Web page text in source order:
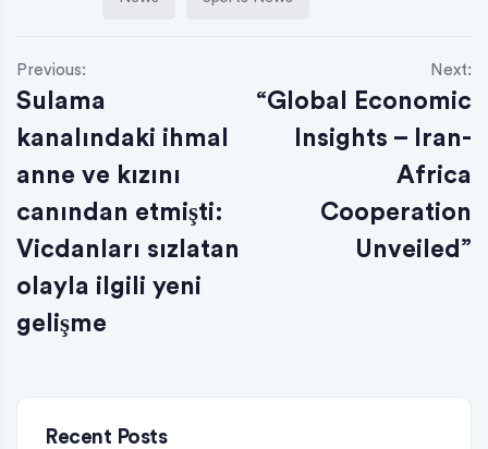
Previous:
Sulama
kanalındaki ihmal
anne ve kızını
canından etmişti:
Vicdanları sızlatan
olayla ilgili yeni
gelişme
Next:
“Global Economic
Insights – Iran-
Africa
Cooperation
Unveiled”
Recent Posts